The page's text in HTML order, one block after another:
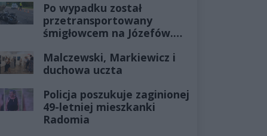
Po wypadku został
przetransportowany
śmigłowcem na Józefów.
żyłach
Malczewski, Markiewicz i
duchowa uczta
Policja poszukuje zaginionej
49-letniej mieszkanki
Radomia